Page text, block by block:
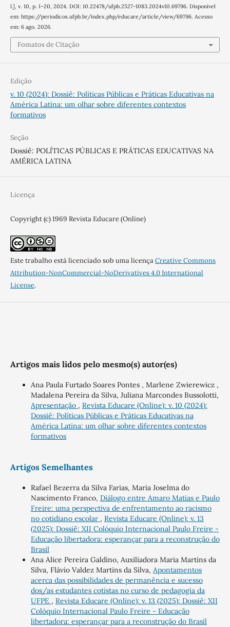
l.], v. 10, p. 1–20, 2024. DOI: 10.22478/ufpb.2527-1083.2024v10.69796. Disponível
em: https://periodicos.ufpb.br/index.php/educare/article/view/69796. Acesso
em: 6 ago. 2026.
Fomatos de Citação
Edição
v. 10 (2024): Dossiê: Políticas Públicas e Práticas Educativas na
América Latina: um olhar sobre diferentes contextos
formativos
Seção
Dossiê: POLÍTICAS PÚBLICAS E PRÁTICAS EDUCATIVAS NA
AMÉRICA LATINA
Licença
Copyright (c) 1969 Revista Educare (Online)
Este trabalho está licenciado sob uma licençaCreative Commons
Attribution-NonCommercial-NoDerivatives 4.0 International
License.
Artigos mais lidos pelo mesmo(s) autor(es)
Ana Paula Furtado Soares Pontes , Marlene Zwierewicz ,
Madalena Pereira da Silva, Juliana Marcondes Bussolotti,
Apresentação , Revista Educare (Online): v. 10 (2024):
Dossiê: Políticas Públicas e Práticas Educativas na
América Latina: um olhar sobre diferentes contextos
formativos
Artigos Semelhantes
Rafael Bezerra da Silva Farias, Maria Joselma do
Nascimento Franco, Diálogo entre Amaro Matias e Paulo
Freire: uma perspectiva de enfrentamento ao racismo
no cotidiano escolar , Revista Educare (Online): v. 13
(2025): Dossiê: XII Colóquio Internacional Paulo Freire -
Educação libertadora: esperançar para a reconstrução do
Brasil
Ana Alice Pereira Galdino, Auxiliadora Maria Martins da
Silva, Flávio Valdez Martins da Silva, Apontamentos
acerca das possibilidades de permanência e sucesso
dos/as estudantes cotistas no curso de pedagogia da
UFPE , Revista Educare (Online): v. 13 (2025): Dossiê: XII
Colóquio Internacional Paulo Freire - Educação
libertadora: esperançar para a reconstrução do Brasil